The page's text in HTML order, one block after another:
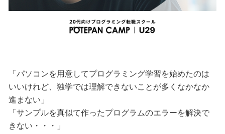
「パソコンを用意してプログラミング学習を始めたのは
いいけれど、独学では理解できないことが多くなかなか
進まない」
「サンプルを真似て作ったプログラムのエラーを解決で
きない・・・」